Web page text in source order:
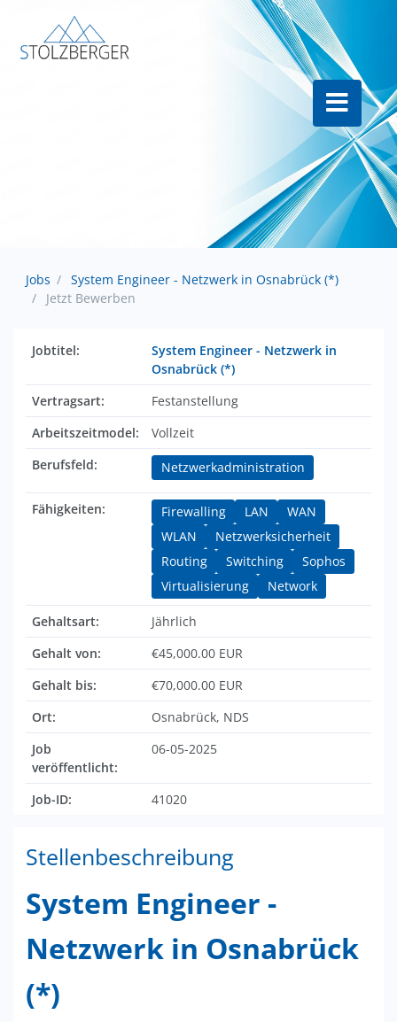
Jobs
System Engineer - Netzwerk in Osnabrück (*)
Jetzt Bewerben
Jobtitel:
System Engineer - Netzwerk in
Osnabrück (*)
Vertragsart:
Festanstellung
Arbeitszeitmodel:
Vollzeit
Berufsfeld:
Netzwerkadministration
Fähigkeiten: Firewalling LAN
WAN
WLAN
Netzwerksicherheit
Routing
Switching
Sophos
Virtualisierung
Network
Gehaltsart:
Jährlich
Gehalt von:
€45,000.00 EUR
Gehalt bis:
€70,000.00 EUR
Ort:
Osnabrück, NDS
Job
veröffentlicht:
06-05-2025
Job-ID: 41020
Stellenbeschreibung
System Engineer -
Netzwerk in Osnabrück
(*)